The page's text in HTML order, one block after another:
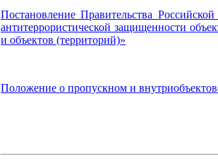
Постановление Правительства
антитеррористической защищенности
и объектов (территорий)»
Положение о пропускном и